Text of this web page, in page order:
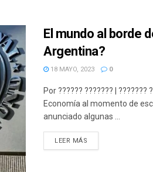
El mundo al borde
Argentina?
18 MAYO, 2023 0
Por ?????? ??????? |
Economía al momento de
anunciado algunas ...
LEER MÁS